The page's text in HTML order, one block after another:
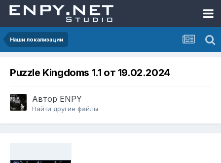
Наши локализации
Puzzle Kingdoms 1.1 от 19.02.2024
Автор ENPY
Найти другие файлы